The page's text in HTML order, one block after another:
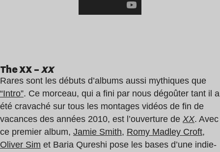
The XX –XX
Rares sont les débuts d’albums aussi mythiques que
“Intro”. Ce morceau, qui a fini par nous dégoûter tant il a
été cravaché sur tous les montages vidéos de fin de
vacances des années 2010, est l’ouverture de XX. Avec
ce premier album, Jamie Smith, Romy Madley Croft,
Oliver Sim et Baria Qureshi pose les bases d’une indie-